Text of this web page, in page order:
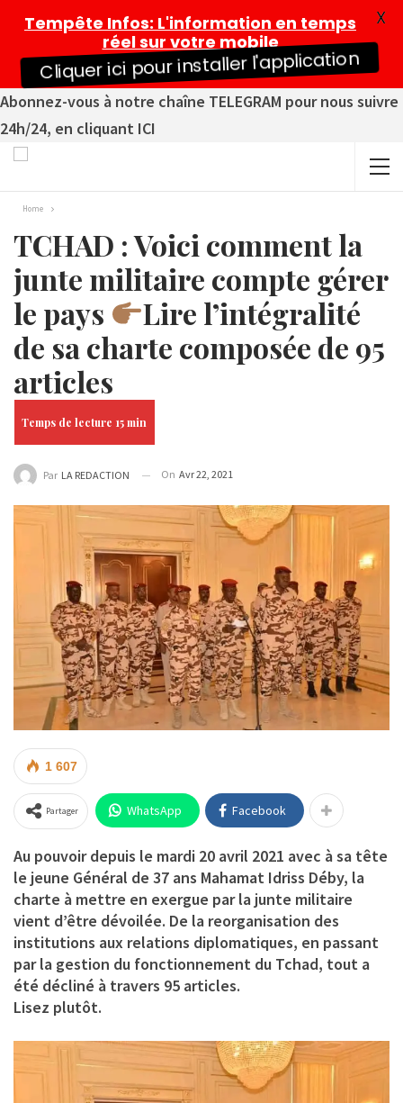
Abonnez-vous à notre chaîne TELEGRAM pour nous suivre
24h/24, en cliquant ICI
Home
TCHAD : Voici comment la
junte militaire compte gérer
le pays
Lire l’intégralité
de sa charte composée de 95
articles
Par LA REDACTION On Avr 22, 2021
1 607
Partager WhatsApp Facebook
Au pouvoir depuis le mardi 20 avril 2021 avec à sa tête
le jeune Général de 37 ans Mahamat Idriss Déby, la
charte à mettre en exergue par la junte militaire
vient d’être dévoilée. De la reorganisation des
institutions aux relations diplomatiques, en passant
par la gestion du fonctionnement du Tchad, tout a
été décliné à travers 95 articles.
Lisez plutôt.
Tempête Infos: L'information en temps
réel sur votre mobile
Cliquer ici pour installer l'application
X